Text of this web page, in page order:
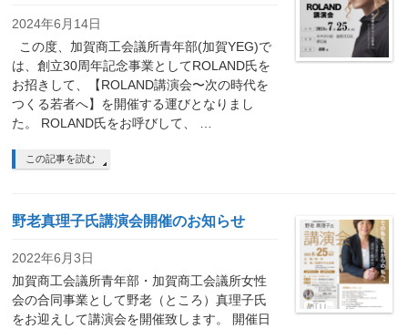
2024年6月14日
この度、加賀商工会議所青年部(加賀YEG)で
は、創立30周年記念事業としてROLAND氏を
お招きして、【ROLAND講演会〜次の時代を
つくる若者へ】を開催する運びとなりまし
た。 ROLAND氏をお呼びして、 …
この記事を読む
野老真理子氏講演会開催のお知らせ
2022年6月3日
加賀商工会議所青年部・加賀商工会議所女性
会の合同事業として野老（ところ）真理子氏
をお迎えして講演会を開催致します。 開催日